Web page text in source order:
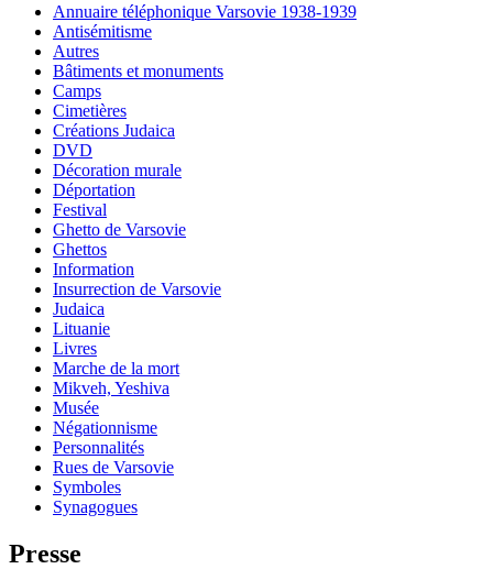
Annuaire téléphonique Varsovie 1938-1939
Antisémitisme
Autres
Bâtiments et monuments
Camps
Cimetières
Créations Judaica
DVD
Décoration murale
Déportation
Festival
Ghetto de Varsovie
Ghettos
Information
Insurrection de Varsovie
Judaica
Lituanie
Livres
Marche de la mort
Mikveh, Yeshiva
Musée
Négationnisme
Personnalités
Rues de Varsovie
Symboles
Synagogues
Presse